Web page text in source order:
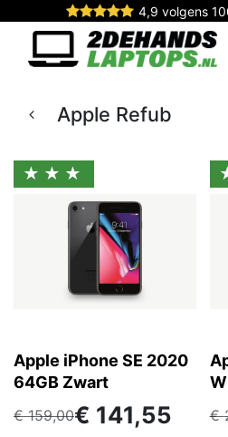
4,9 volgens
Apple Refub
★★★
Apple iPhone SE 2020
64GB Zwart
€159,00€ 141,55 €